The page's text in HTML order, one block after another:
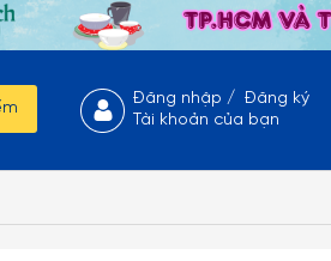
Đăng nhập /Đăng ký
Tài khoản của bạn